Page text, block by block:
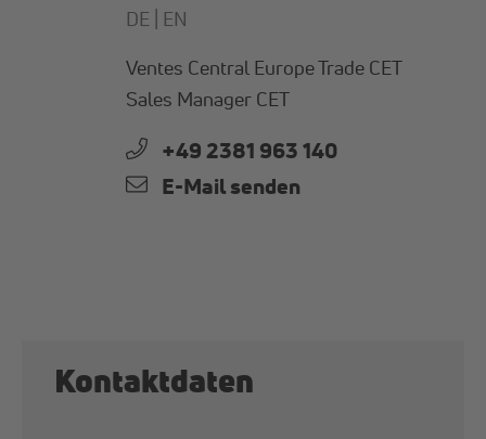
DE | EN
Ventes Central Europe Trade CET
Sales Manager CET
+49 2381 963 140
E-Mail senden
Kontaktdaten